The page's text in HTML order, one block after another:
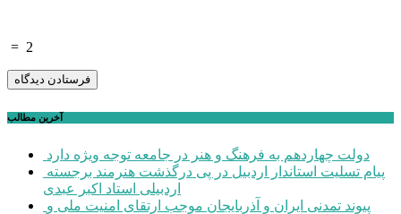
= 2
آخرین مطالب
دولت چهاردهم به فرهنگ و هنر در جامعه توجه ویژه دارد
اردبیلی استاد اکبر عبدی